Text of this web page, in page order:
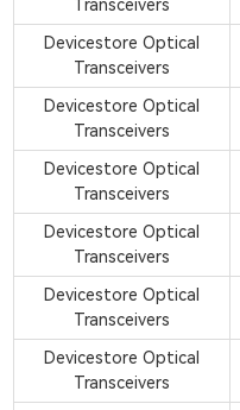
Transceivers
Devicestore Optical
Transceivers
Devicestore Optical
Transceivers
Devicestore Optical
Transceivers
Devicestore Optical
Transceivers
Devicestore Optical
Transceivers
Devicestore Optical
Transceivers